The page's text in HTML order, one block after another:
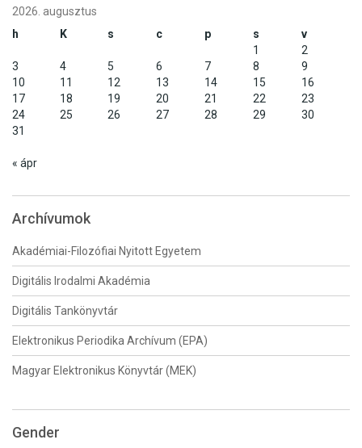
2026. augusztus
h
K s c p s
v
1
2
3
4 5 6 7 8
9
10
11 12 13 14 15
16
17
18 19 20 21 22
23
24
25 26 27 28 29
30
31
« ápr
Archívumok
Akadémiai-Filozófiai Nyitott Egyetem
Digitális Irodalmi Akadémia
Digitális Tankönyvtár
Elektronikus Periodika Archívum (EPA)
Magyar Elektronikus Könyvtár (MEK)
Gender